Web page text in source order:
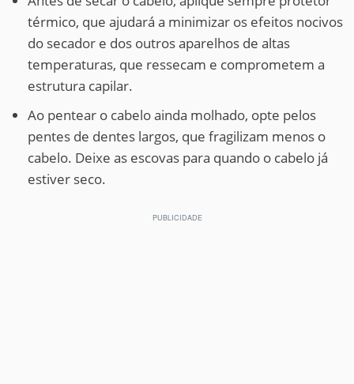
térmico, que ajudará a minimizar os efeitos nocivos
do secador e dos outros aparelhos de altas
temperaturas, que ressecam e comprometem a
estrutura capilar.
Ao pentear o cabelo ainda molhado, opte pelos
pentes de dentes largos, que fragilizam menos o
cabelo. Deixe as escovas para quando o cabelo já
estiver seco.